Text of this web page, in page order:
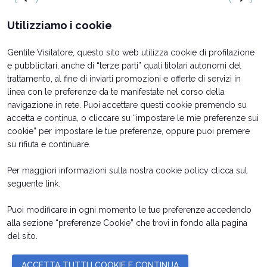
Utilizziamo i cookie
Gentile Visitatore, questo sito web utilizza cookie di profilazione
e pubblicitari, anche di “terze parti” quali titolari autonomi del
trattamento, al fine di inviarti promozioni e offerte di servizi in
linea con le preferenze da te manifestate nel corso della
navigazione in rete. Puoi accettare questi cookie premendo su
accetta e continua, o cliccare su “impostare le mie preferenze sui
cookie” per impostare le tue preferenze, oppure puoi premere
su rifiuta e continuare.
Per maggiori informazioni sulla nostra cookie policy clicca sul
seguente link
Puoi modificare in ogni momento le tue preferenze accedendo
alla sezione “preferenze Cookie” che trovi in fondo alla pagina
del sito.
Date orari e biglietti
Come arrivare
Info utili per esporre
© 2026ITALIAN EXHIBITION GROUP SpA - Via Emilia 155, 47921 Rimini